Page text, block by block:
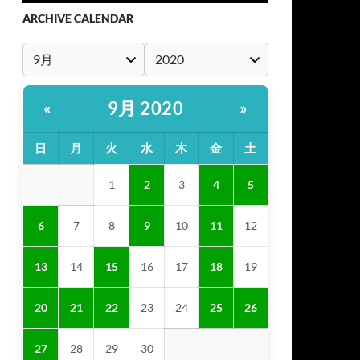
ARCHIVE CALENDAR
« 9月 2020 »
日 月 火 水 木 金 土
1 2 3 4 5
6 7 8 9 10 11 12
13 14 15 16 17 18 19
20 21 22 23 24 25 26
27 28 29 30